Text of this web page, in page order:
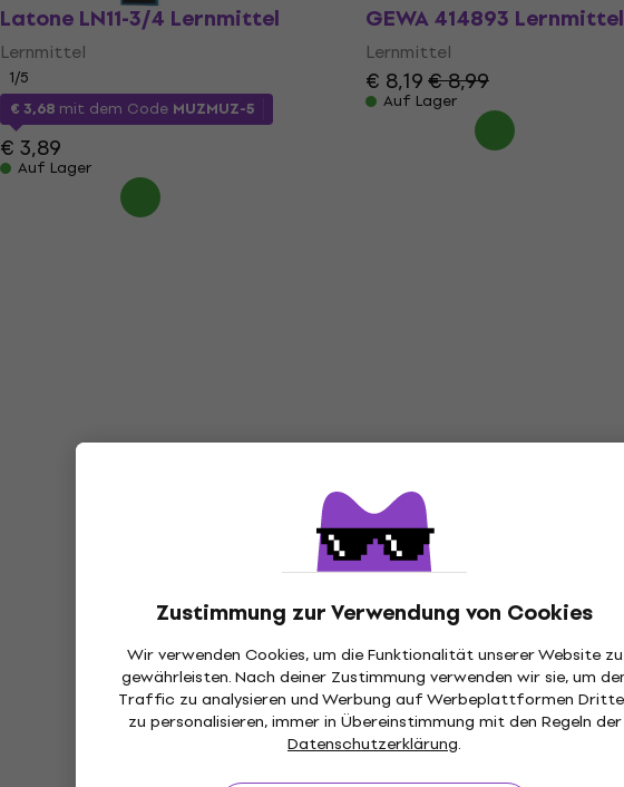
Zustimmung zur Verwendung von Cookies
Wir verwenden Cookies, um die Funktionalität unserer Website zu
gewährleisten. Nach deiner Zustimmung verwenden wir sie, um
Traffic zu analysieren und Werbung auf Werbeplattformen
zu personalisieren, immer in Übereinstimmung mit den Regeln der
Datenschutzerklärung.
Latone LN11-3/4 Lernmittel
Lernmittel
1/5
€ 3,68 mit dem Code MUZMUZ-5
€ 3,89
Auf Lager
GEWA 414893 Lernmittel
Lernmittel
€ 8,19€ 8,99
Auf Lager